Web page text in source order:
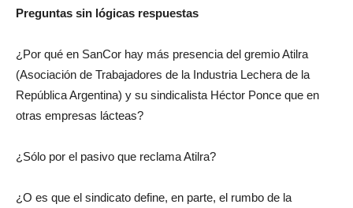
¿Por qué en SanCor hay más presencia del gremio Atilra
(Asociación de Trabajadores de la Industria Lechera de la
República Argentina) y su sindicalista Héctor Ponce que en